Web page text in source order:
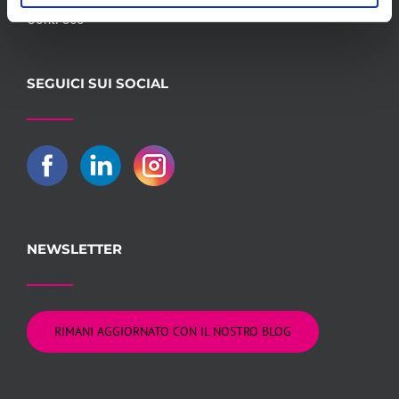
Conti 360°
SEGUICI SUI SOCIAL
NEWSLETTER
RIMANI AGGIORNATO CON IL NOSTRO BLOG